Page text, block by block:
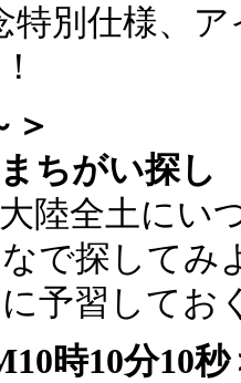
特別仕様、
＞
ちがい探し
陸全土にい
で探してみ
予習してお
時10分10秒